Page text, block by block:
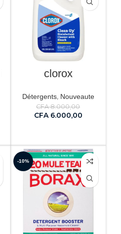
clorox
Détergents, Nouveaute
CFA8.000,00
CFA6.000,00
-10%